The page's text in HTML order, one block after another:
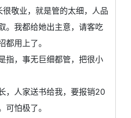
很敬业，就是管的太细，人品
。我都给她出主意，请客吃
都用上了。
指，事无巨细都管，把很小
，人家送书给我，要报销20
可怕极了。